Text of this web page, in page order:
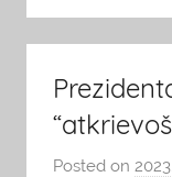
s
Posted on